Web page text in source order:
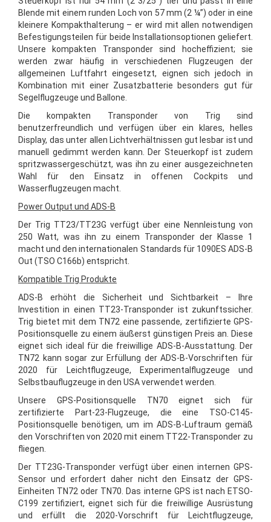
Blende mit einem runden Loch von 57 mm (2 ¼”) oder in eine
kleinere Kompakthalterung – er wird mit allen notwendigen
Befestigungsteilen für beide Installationsoptionen geliefert.
Unsere kompakten Transponder sind hocheffizient; sie
werden zwar häufig in verschiedenen Flugzeugen der
allgemeinen Luftfahrt eingesetzt, eignen sich jedoch in
Kombination mit einer Zusatzbatterie besonders gut für
Segelflugzeuge und Ballone.
Die kompakten Transponder von Trig sind
benutzerfreundlich und verfügen über ein klares, helles
Display, das unter allen Lichtverhältnissen gut lesbar ist und
manuell gedimmt werden kann. Der Steuerkopf ist zudem
spritzwassergeschützt, was ihn zu einer ausgezeichneten
Wahl für den Einsatz in offenen Cockpits und
Wasserflugzeugen macht.
Power Output und ADS-B
Der Trig TT23/TT23G verfügt über eine Nennleistung von
250 Watt, was ihn zu einem Transponder der Klasse 1
macht und den internationalen Standards für 1090ES ADS-B
Out (TSO C166b) entspricht.
Kompatible Trig Produkte
ADS-B erhöht die Sicherheit und Sichtbarkeit – Ihre
Investition in einen TT23-Transponder ist zukunftssicher.
Trig bietet mit dem TN72 eine passende, zertifizierte GPS-
Positionsquelle zu einem äußerst günstigen Preis an. Diese
eignet sich ideal für die freiwillige ADS-B-Ausstattung. Der
TN72 kann sogar zur Erfüllung der ADS-B-Vorschriften für
2020 für Leichtflugzeuge, Experimentalflugzeuge und
Selbstbauflugzeuge in den USA verwendet werden.
Unsere GPS-Positionsquelle TN70 eignet sich für
zertifizierte Part-23-Flugzeuge, die eine TSO-C145-
Positionsquelle benötigen, um im ADS-B-Luftraum gemäß
den Vorschriften von 2020 mit einem TT22-Transponder zu
fliegen.
Der TT23G-Transponder verfügt über einen internen GPS-
Sensor und erfordert daher nicht den Einsatz der GPS-
Einheiten TN72 oder TN70. Das interne GPS ist nach ETSO-
C199 zertifiziert, eignet sich für die freiwillige Ausrüstung
und erfüllt die 2020-Vorschrift für Leichtflugzeuge,